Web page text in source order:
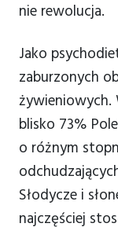
nie rewolucja.
Jako
zaburzonych
żywieniowych.
blisko 73%
o różnym
Słodycze i
najczęściej